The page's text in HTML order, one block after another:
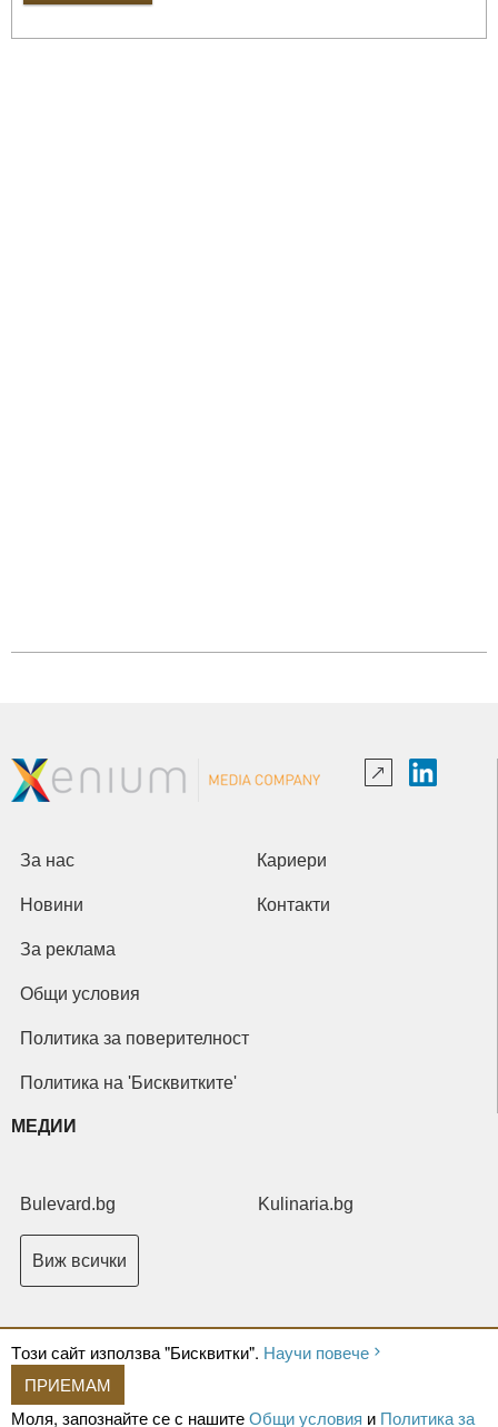
Tози сайт използва "Бисквитки". Научи повече
ПРИЕМАМ
Моля, запознайте се с нашитеОбщи условия и Политика за
За нас Кариери
Новини Контакти
За реклама
Общи условия
Политика за поверителност
Политика на 'Бисквитките'
МЕДИИ
Bulevard.bg Kulinaria.bg
Виж всички
Copyright © 2026 Ксениум ООД. Всички права запазени.